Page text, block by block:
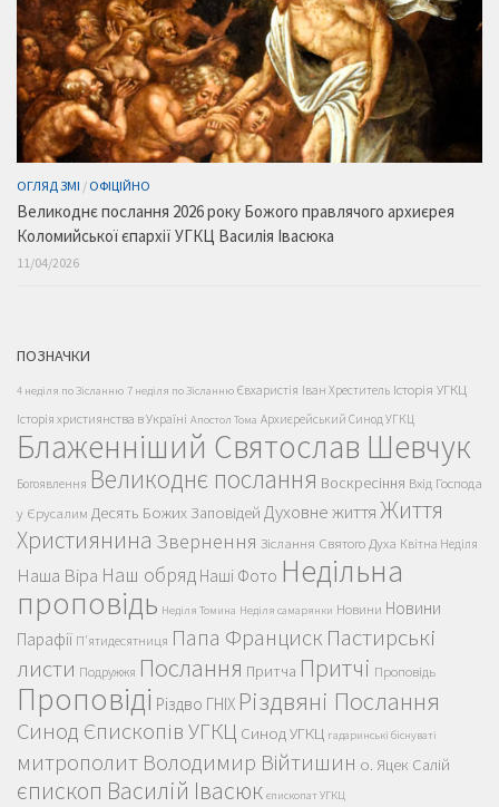
ОГЛЯД ЗМІ / ОФІЦІЙНО
Великоднє послання 2026 року Божого правлячого архиєрея
Коломийської єпархії УГКЦ Василія Івасюка
11/04/2026
ПОЗНАЧКИ
4 неділя по Зісланню 7 неділя по Зісланню Євхаристія Іван Хреститель Історія УГКЦ
Історія християнства в Україні Апостол Тома Архиєрейський Синод УГКЦ
Блаженніший Святослав Шевчук
Богоявлення Великоднє послання Воскресіння Вхід Господа
у Єрусалим Десять Божих Заповідей Духовне життяЖиття
Християнина Звернення Зіслання Святого Духа Квітна Неділя
Наша Віра Наш обряд Наші Фото Недільна
проповідь Неділя Томина Неділя самарянки Новини Новини
Парафії П'ятидесятниця Папа Франциск Пастирські
листи Подружжя Послання Притча Притчі Проповідь
Проповіді Різдво ГНІХ Різдвяні Послання
Синод Єпископів УГКЦ Синод УГКЦ гадаринські біснуваті
митрополит Володимир Війтишин о. Яцек Салій
єпископ Василій Івасюк єпископат УГКЦ